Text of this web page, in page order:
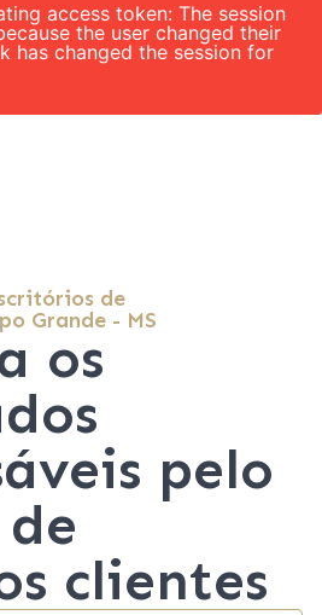
access token: The session
the user changed their
has changed the session for
de
Grande - MS
os
pelo
de
clientes